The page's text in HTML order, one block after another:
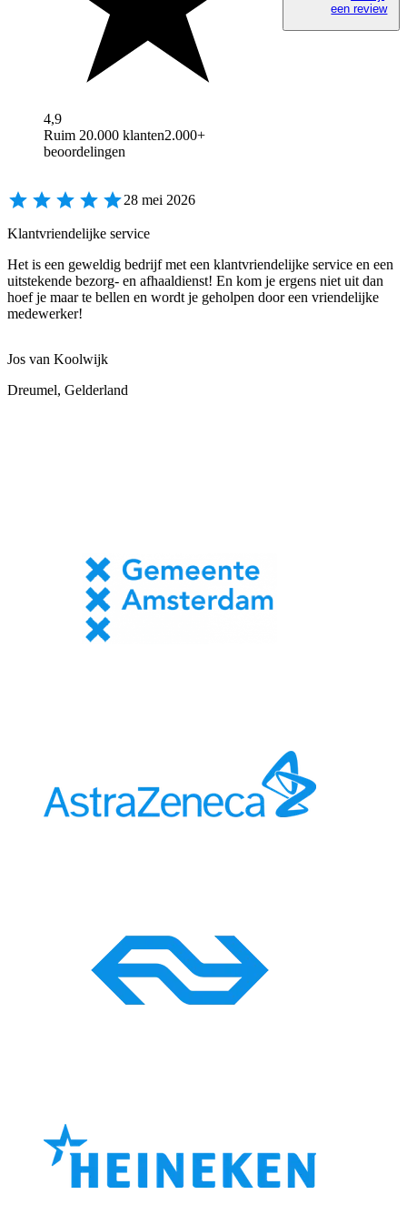
4,9
Ruim 20.000 klanten2.000+
beoordelingen
een review
28 mei 2026
Klantvriendelijke service
Het is een geweldig bedrijf met een klantvriendelijke service en een
uitstekende bezorg- en afhaaldienst! En kom je ergens niet uit dan
hoef je maar te bellen en wordt je geholpen door een vriendelijke
medewerker!
Jos van Koolwijk
Dreumel, Gelderland